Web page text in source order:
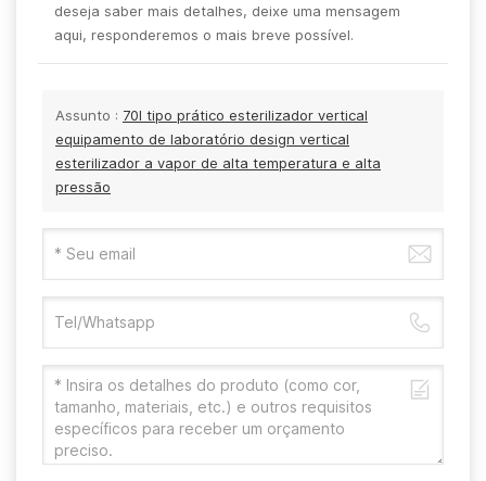
deseja saber mais detalhes, deixe uma mensagem
aqui, responderemos o mais breve possível.
Assunto : 70l tipo prático esterilizador vertical
equipamento de laboratório design vertical
esterilizador a vapor de alta temperatura e alta
pressão